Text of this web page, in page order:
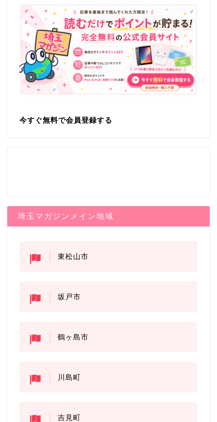
今すぐ無料で会員登録する
埼玉マガジンメイン地域
東松山市
坂戸市
鶴ヶ島市
川島町
吉見町